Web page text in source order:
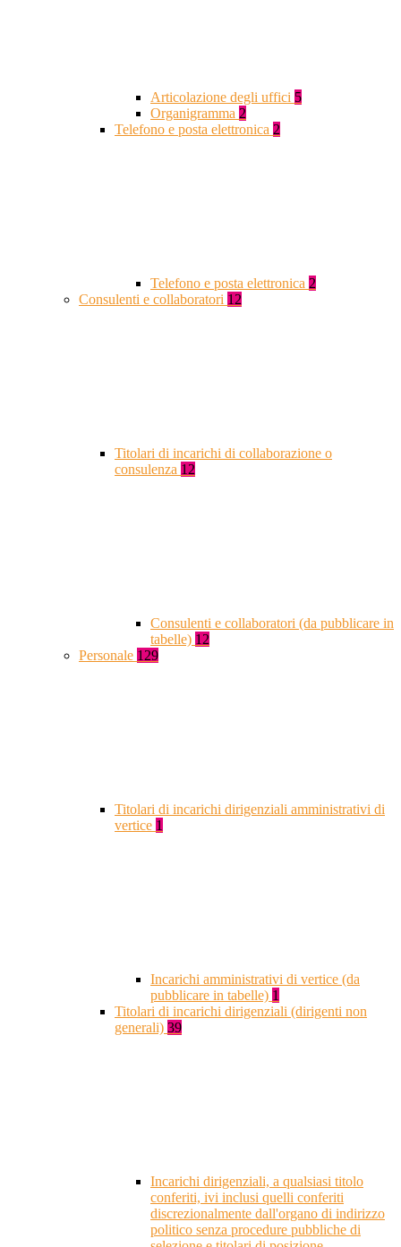
Articolazione degli uffici 5
Organigramma 2
Telefono e posta elettronica 2
Telefono e posta elettronica 2
Consulenti e collaboratori 12
Titolari di incarichi di collaborazione o
consulenza 12
Consulenti e collaboratori (da pubblicare in
tabelle) 12
Personale 129
Titolari di incarichi dirigenziali amministrativi di
vertice 1
Incarichi amministrativi di vertice (da
pubblicare in tabelle) 1
Titolari di incarichi dirigenziali (dirigenti non
generali) 39
Incarichi dirigenziali, a qualsiasi titolo
conferiti, ivi inclusi quelli conferiti
discrezionalmente dall'organo di indirizzo
politico senza procedure pubbliche di